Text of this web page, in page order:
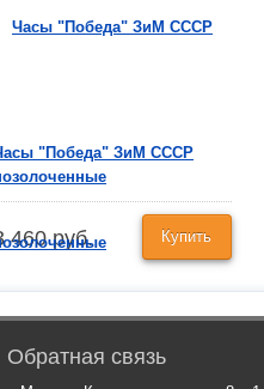
"Победа" ЗиМ СССР
460 руб. Купить
Обратная связь